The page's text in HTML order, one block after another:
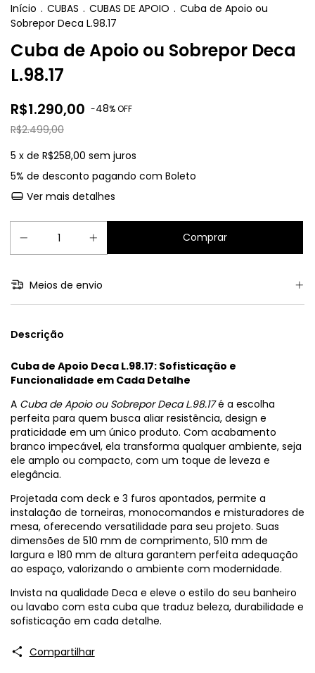
Início . CUBAS . CUBAS DE APOIO . Cuba de Apoio ou
Sobrepor Deca L.98.17
Cuba de Apoio ou Sobrepor Deca
L.98.17
R$1.290,00 -48% OFF
R$2.499,00
5 x de R$258,00 sem juros
5% de desconto pagando com Boleto
Ver mais detalhes
Meios de envio
Descrição
Cuba de Apoio Deca L.98.17: Sofisticação e
Funcionalidade em Cada Detalhe
A Cuba de Apoio ou Sobrepor Deca L.98.17é a escolha
perfeita para quem busca aliar resistência, design e
praticidade em um único produto. Com acabamento
branco impecável, ela transforma qualquer ambiente, seja
ele amplo ou compacto, com um toque de leveza e
elegância.
Projetada com deck e 3 furos apontados, permite a
instalação de torneiras, monocomandos e misturadores de
mesa, oferecendo versatilidade para seu projeto. Suas
dimensões de 510 mm de comprimento, 510 mm de
largura e 180 mm de altura garantem perfeita adequação
ao espaço, valorizando o ambiente com modernidade.
Invista na qualidade Deca e eleve o estilo do seu banheiro
ou lavabo com esta cuba que traduz beleza, durabilidade e
sofisticação em cada detalhe.
Compartilhar